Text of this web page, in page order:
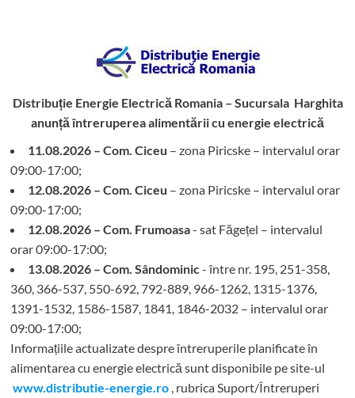
Distribuție Energie Electrică Romania – Sucursala Harghita
anunță întreruperea alimentării cu energie electrică
11.08.2026 – Com. Ciceu – zona Piricske – intervalul orar
09:00-17:00;
12.08.2026 – Com. Ciceu – zona Piricske – intervalul orar
09:00-17:00;
12.08.2026 – Com. Frumoasa- sat Făgețel – intervalul
orar 09:00-17:00;
13.08.2026 – Com. Sândominic - între nr. 195, 251-358,
360, 366-537, 550-692, 792-889, 966-1262, 1315-1376,
1391-1532, 1586-1587, 1841, 1846-2032 – intervalul orar
09:00-17:00;
Informațiile actualizate despre întreruperile planificate în
alimentarea cu energie electrică sunt disponibile pe site-ul
www.distributie-energie.ro , rubrica Suport/Întreruperi